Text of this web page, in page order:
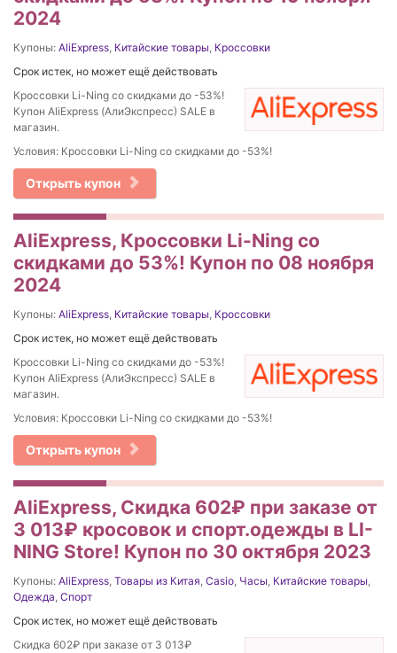
2024
Купоны: AliExpress, Китайские товары, Кроссовки
Срок истек, но может ещё действовать
Кроссовки Li-Ning со скидками до -53%!
Купон AliExpress (АлиЭкспресс) SALE в
магазин.
Условия: Кроссовки Li-Ning со скидками до -53%!
Открыть купон
AliExpress, Кроссовки Li-Ning со
скидками до 53%! Купон по 08 ноября
2024
Купоны: AliExpress, Китайские товары, Кроссовки
Срок истек, но может ещё действовать
Кроссовки Li-Ning со скидками до -53%!
Купон AliExpress (АлиЭкспресс) SALE в
магазин.
Условия: Кроссовки Li-Ning со скидками до -53%!
Открыть купон
AliExpress, Скидка 602₽ при заказе от
3 013₽ кросовок и спорт.одежды в LI-
NING Store! Купон по 30 октября 2023
Купоны: AliExpress, Товары из Китая, Casio, Часы, Китайские товары,
Одежда, Спорт
Срок истек, но может ещё действовать
Скидка 602₽ при заказе от 3 013₽